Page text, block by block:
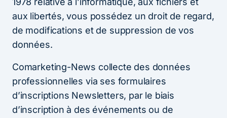
aux libertés, vous possédez un droit de regard,
de modifications et de suppression de vos
données.
Comarketing-News collecte des données
professionnelles via ses formulaires
d’inscriptions Newsletters, par le biais
d’inscription à des événements ou de